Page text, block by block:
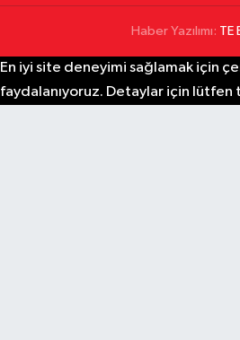
Haber Yazılımı: TE
En iyi site deneyimi sağlamak için
faydalanıyoruz. Detaylar için lütfen